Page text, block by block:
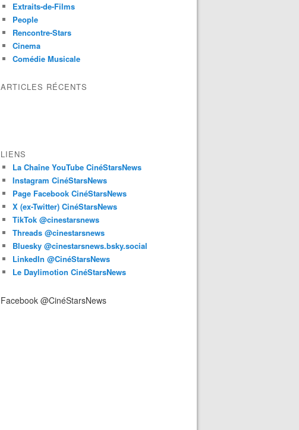
Extraits-de-Films
People
Rencontre-Stars
Cinema
Comédie Musicale
ARTICLES RÉCENTS
LIENS
La Chaîne YouTube CinéStarsNews
Instagram CinéStarsNews
Page Facebook CinéStarsNews
X (ex-Twitter) CinéStarsNews
TikTok @cinestarsnews
Threads @cinestarsnews
Bluesky @cinestarsnews.bsky.social‬
LinkedIn @CinéStarsNews
Le Daylimotion CinéStarsNews
Facebook @CinéStarsNews